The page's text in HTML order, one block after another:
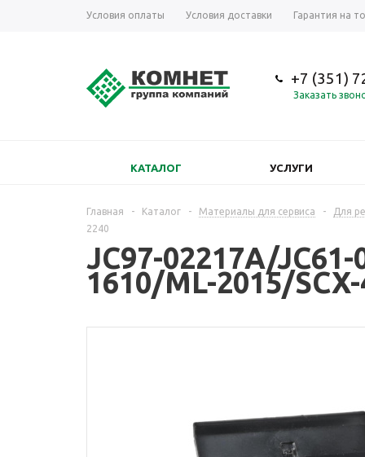
Условия оплаты Условия доставки Гарантия на
+7 (351)
Заказать
КАТАЛОГ УСЛУГИ
Главная - Каталог - Материалы для сервиса - Для
2240
JC97-02217A/
1610/ML-2015/